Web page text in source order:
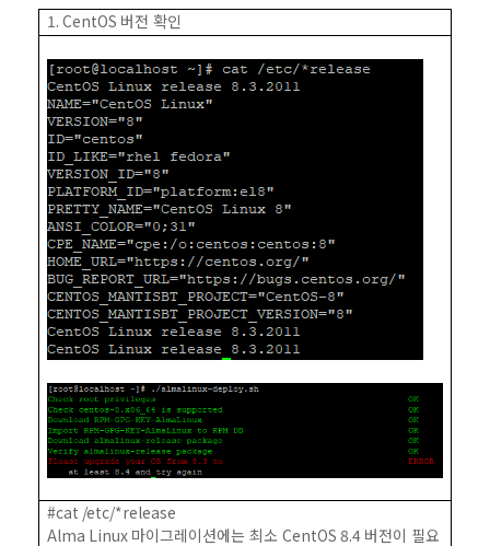
1. CentOS 버전 확인
#cat /etc/*release
Alma Linux 마이그레이션에는 최소CentOS 8.4 버전이 필요